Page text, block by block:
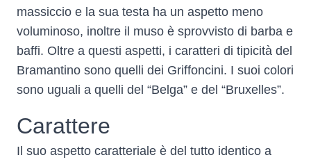
massiccio e la sua testa ha un aspetto meno
voluminoso, inoltre il muso è sprovvisto di barba e
baffi. Oltre a questi aspetti, i caratteri di tipicità del
Bramantino sono quelli dei Griffoncini. I suoi colori
sono uguali a quelli del “Belga” e del “Bruxelles”.
Carattere
Il suo aspetto caratteriale è del tutto identico a